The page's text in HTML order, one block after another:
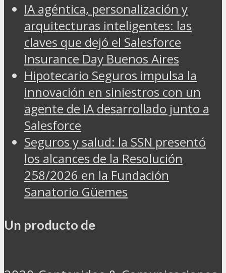
IA agéntica, personalización y
arquitecturas inteligentes: las
claves que dejó el Salesforce
Insurance Day Buenos Aires
Hipotecario Seguros impulsa la
innovación en siniestros con un
agente de IA desarrollado junto a
Salesforce
Seguros y salud: la SSN presentó
los alcances de la Resolución
258/2026 en la Fundación
Sanatorio Güemes
Un producto de